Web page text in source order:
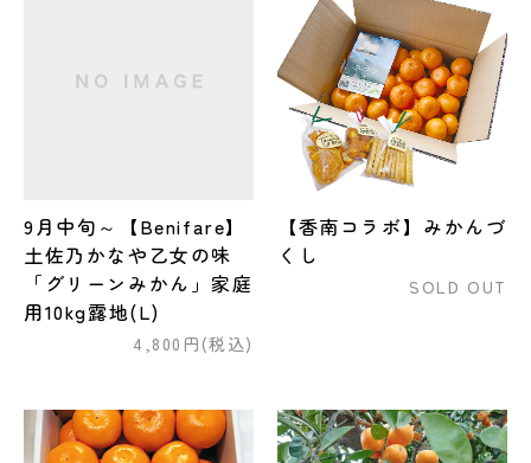
9月中旬～【Benifare】
土佐乃かなや乙女の味
「グリーンみかん」家庭
用10kg露地(L)
4,800円(税込)
【香南コラボ】みかんづ
くし
SOLD OUT